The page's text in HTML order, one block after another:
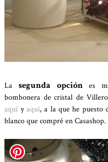
La segunda opciónes
bombonera de cristal de
aquí yaquí, a la que he puesto
blanco que compré en Casashop.